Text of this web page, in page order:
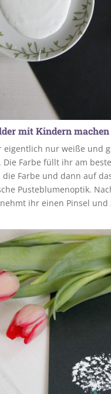
mit Kindern machen
nur weiße und
Die Farbe füllt ihr am
Farbe und dann auf
Pusteblumenoptik.
ihr einen Pinsel